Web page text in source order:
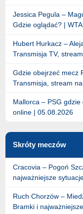
Jessica Pegula –
Gdzie oglądać? |
Hubert Hurkacz –
Transmisja TV,
Gdzie obejrzeć mecz
Transmisja, stream
Mallorca – PSG
online | 05.08.2026
Skróty meczów
Cracovia – Pogoń
najważniejsze
Ruch Chorzów –
Bramki i